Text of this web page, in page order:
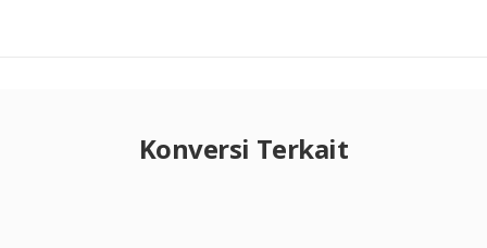
Konversi Terkait